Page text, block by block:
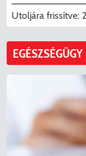
000
Utoljára frissítve:
EGÉSZSÉGÜGY